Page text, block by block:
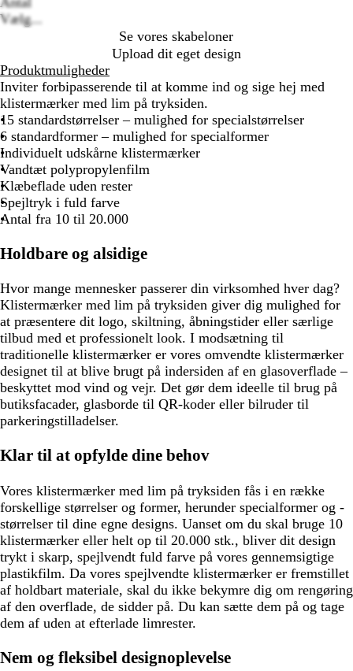
Vælg...
Se vores skabeloner
Upload dit eget design
Produktmuligheder
Inviter forbipasserende til at komme ind og sige hej med
klistermærker med lim på tryksiden.
15 standardstørrelser – mulighed for specialstørrelser
6 standardformer – mulighed for specialformer
Individuelt udskårne klistermærker
Vandtæt polypropylenfilm
Klæbeflade uden rester
Spejltryk i fuld farve
Antal fra 10 til 20.000
Holdbare og alsidige
Hvor mange mennesker passerer din virksomhed hver dag?
Klistermærker med lim på tryksiden giver dig mulighed for
at præsentere dit logo, skiltning, åbningstider eller særlige
tilbud med et professionelt look. I modsætning til
traditionelle klistermærker er vores omvendte klistermærker
designet til at blive brugt på indersiden af en glasoverflade –
beskyttet mod vind og vejr. Det gør dem ideelle til brug på
butiksfacader, glasborde til QR-koder eller bilruder til
parkeringstilladelser.
Klar til at opfylde dine behov
Vores klistermærker med lim på tryksiden fås i en række
forskellige størrelser og former, herunder specialformer og -
størrelser til dine egne designs. Uanset om du skal bruge 10
klistermærker eller helt op til 20.000 stk., bliver dit design
trykt i skarp, spejlvendt fuld farve på vores gennemsigtige
plastikfilm. Da vores spejlvendte klistermærker er fremstillet
af holdbart materiale, skal du ikke bekymre dig om rengøring
af den overflade, de sidder på. Du kan sætte dem på og tage
dem af uden at efterlade limrester.
Nem og fleksibel designoplevelse